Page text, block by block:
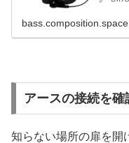
bass.composition.space
アースの接続を確
知らない場所の扉を開